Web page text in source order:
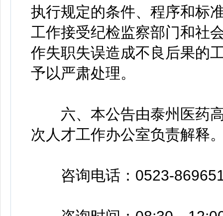
执行规定的条件、程序和标
工作接受纪检监察部门和社
作失职失误造成不良后果的
予以严肃处理。
六、本公告由泰州医药高
次人才工作办公室负责解释
咨询电话：0523-